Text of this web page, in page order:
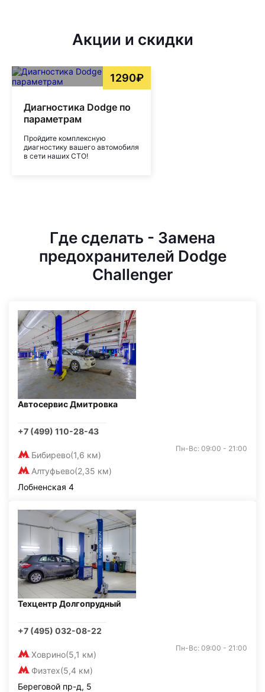
Акции и скидки
1290₽
Диагностика Dodge по
параметрам
Пройдите комплексную
диагностику вашего автомобиля
в сети наших СТО!
Где сделать - Замена
предохранителей Dodge
Challenger
Автосервис Дмитровка
+7 (499) 110-28-43
Бибирево(1,6 км)
Алтуфьево(2,35 км)
Пн-Вс: 09:00 - 21:00
Лобненская 4
Техцентр Долгопрудный
+7 (495) 032-08-22
Ховрино(5,1 км)
Физтех(5,4 км)
Пн-Вс: 09:00 - 21:00
Береговой пр-д, 5